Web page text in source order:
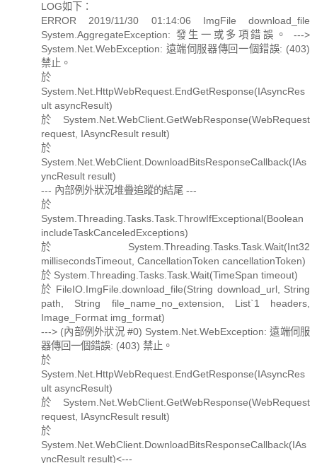
LOG如下：
ERROR 2019/11/30 01:14:06 ImgFile download_file
System.AggregateException: 發生一或多項錯誤。 --->
System.Net.WebException: 遠端伺服器傳回一個錯誤: (403)
禁止。
於
System.Net.HttpWebRequest.EndGetResponse(IAsyncRes
ult asyncResult)
於 System.Net.WebClient.GetWebResponse(WebRequest
request, IAsyncResult result)
於
System.Net.WebClient.DownloadBitsResponseCallback(IAs
yncResult result)
--- 內部例外狀況堆疊追蹤的結尾 ---
於
System.Threading.Tasks.Task.ThrowIfExceptional(Boolean
includeTaskCanceledExceptions)
於 System.Threading.Tasks.Task.Wait(Int32
millisecondsTimeout, CancellationToken cancellationToken)
於 System.Threading.Tasks.Task.Wait(TimeSpan timeout)
於 FileIO.ImgFile.download_file(String download_url, String
path, String file_name_no_extension, List`1 headers,
Image_Format img_format)
---> (內部例外狀況 #0) System.Net.WebException: 遠端伺服
器傳回一個錯誤: (403) 禁止。
於
System.Net.HttpWebRequest.EndGetResponse(IAsyncRes
ult asyncResult)
於 System.Net.WebClient.GetWebResponse(WebRequest
request, IAsyncResult result)
於
System.Net.WebClient.DownloadBitsResponseCallback(IAs
yncResult result)<---